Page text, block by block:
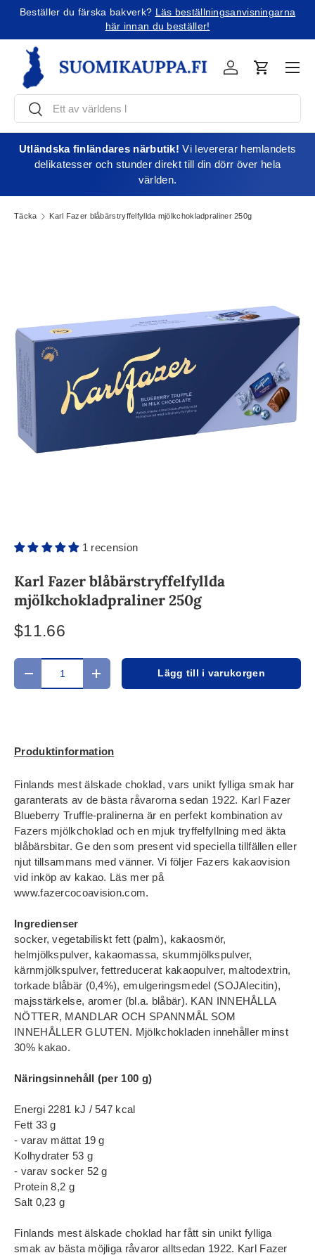
Jatka sisältöön
Beställer du färska bakverk? Läs beställningsanvisningarna
här innan du beställer!
SökaSöka
KirjauduVarukorg
Utländska finländares närbutik!Vi levererar hemlandets
delikatesser och stunder direkt till din dörr över hela
världen.
Täcka Karl Fazer blåbärstryffelfyllda mjölkchokladpraliner 250g
1 recension
Karl Fazer blåbärstryffelfyllda
mjölkchokladpraliner 250g
$11.66
Antal
Translation missing: sv.cart.items.decrease_quantity
Translation missing:Lägg till i varukorgen
Produktinformation
Finlands mest älskade choklad, vars unikt fylliga smak har
garanterats av de bästa råvarorna sedan 1922. Karl Fazer
Blueberry Truffle‑pralinerna är en perfekt kombination av
Fazers mjölkchoklad och en mjuk tryffelfyllning med äkta
blåbärsbitar. Ge den som present vid speciella tillfällen eller
njut tillsammans med vänner. Vi följer Fazers kakaovision
vid inköp av kakao. Läs mer på
www.fazercocoavision.com.
Ingredienser
socker, vegetabiliskt fett (palm), kakaosmör,
helmjölkspulver, kakaomassa, skummjölkspulver,
kärnmjölkspulver, fettreducerat kakaopulver, maltodextrin,
torkade blåbär (0,4%), emulgeringsmedel (SOJAlecitin),
majsstärkelse, aromer (bl.a. blåbär). KAN INNEHÅLLA
NÖTTER, MANDLAR OCH SPANNMÅL SOM
INNEHÅLLER GLUTEN. Mjölkchokladen innehåller minst
30% kakao.
Näringsinnehåll (per 100 g)
Energi 2281 kJ / 547 kcal
Fett 33 g
- varav mättat 19 g
Kolhydrater 53 g
- varav socker 52 g
Protein 8,2 g
Salt 0,23 g
Finlands mest älskade choklad har fått sin unikt fylliga
smak av bästa möjliga råvaror alltsedan 1922. Karl Fazer